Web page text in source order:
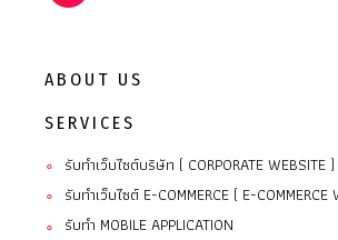
ABOUT US
SERVICES
∘ รับทำเว็บไซต์บริษัท ( CORPORATE WEBSITE )
∘ รับทำเว็บไซต์ E-COMMERCE ( E-COMMERCE
∘ รับทํา MOBILE APPLICATION